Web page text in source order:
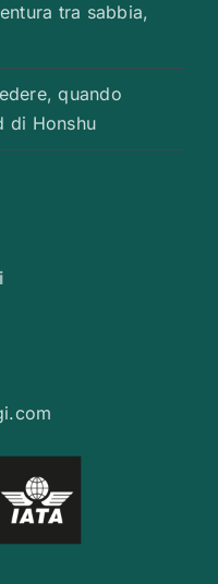
tra sabbia,
quando
di Honshu